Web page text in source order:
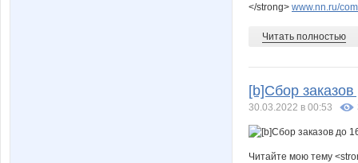
</strong> www.nn.ru/
Читать полностью
[b]Сбор
30.03.2022 в 00:53
Читайте мою тему